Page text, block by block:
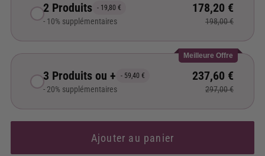
2 Produits - 19,80 €
- 10% supplémentaires
178,20 €
198,00 €
Meilleure Offre
3 Produits ou + - 59,40 €
- 20% supplémentaires
237,60 €
297,00 €
Ajouter au panier